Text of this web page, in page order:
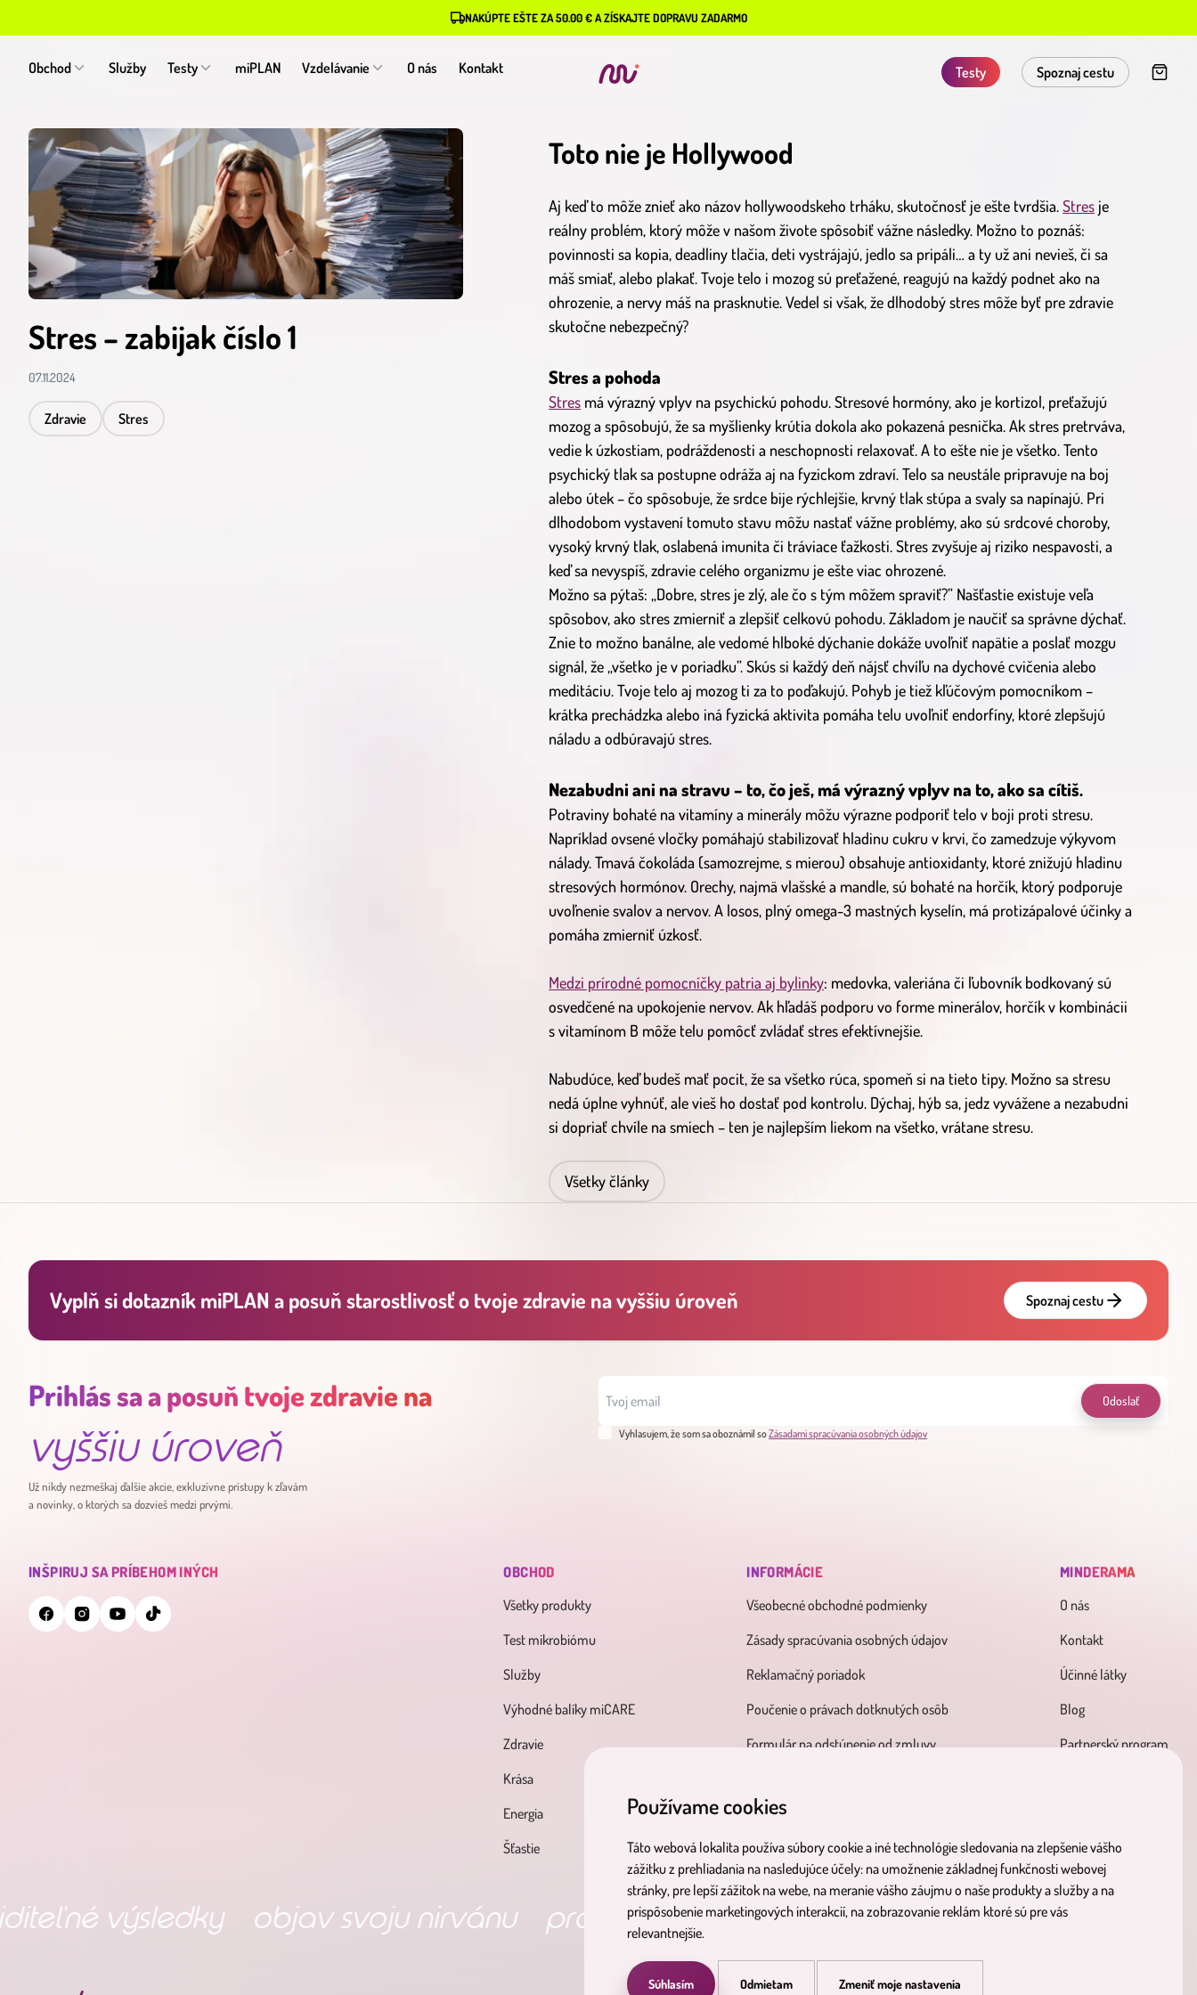
Používame cookies
Táto webová lokalita používa súbory cookie a iné technológie sledovania na zlepšenie vášho
zážitku z prehliadania na nasledujúce účely: na umožnenie základnej funkčnosti webovej
stránky, pre lepší zážitok na webe, na meranie vášho záujmu o naše produkty a služby a na
prispôsobenie marketingových interakcií, na zobrazovanie reklám ktoré sú pre vás
relevantnejšie.
Súhlasím Odmietam Zmeniť moje nastavenia
NAKÚPTE EŠTE ZA 50.00 € A ZÍSKAJTE DOPRAVU ZADARMO
Obchod Služby Testy miPLAN Vzdelávanie O nás Kontakt Testy Spoznaj cestu
Stres – zabijak číslo 1
07.11.2024
Zdravie Stres
Toto nie je Hollywood
Aj keď to môže znieť ako názov hollywoodskeho trháku, skutočnosť je ešte tvrdšia.Stres je
reálny problém, ktorý môže v našom živote spôsobiť vážne následky. Možno to poznáš:
povinnosti sa kopia, deadliny tlačia, deti vystrájajú, jedlo sa pripáli… a ty už ani nevieš, či sa
máš smiať, alebo plakať. Tvoje telo i mozog sú preťažené, reagujú na každý podnet ako na
ohrozenie, a nervy máš na prasknutie. Vedel si však, že dlhodobý stres môže byť pre zdravie
skutočne nebezpečný?
Stres a pohoda
Stres má výrazný vplyv na psychickú pohodu. Stresové hormóny, ako je kortizol, preťažujú
mozog a spôsobujú, že sa myšlienky krútia dokola ako pokazená pesnička. Ak stres pretrváva,
vedie k úzkostiam, podráždenosti a neschopnosti relaxovať. A to ešte nie je všetko. Tento
psychický tlak sa postupne odráža aj na fyzickom zdraví. Telo sa neustále pripravuje na boj
alebo útek – čo spôsobuje, že srdce bije rýchlejšie, krvný tlak stúpa a svaly sa napínajú. Pri
dlhodobom vystavení tomuto stavu môžu nastať vážne problémy, ako sú srdcové choroby,
vysoký krvný tlak, oslabená imunita či tráviace ťažkosti. Stres zvyšuje aj riziko nespavosti, a
keď sa nevyspíš, zdravie celého organizmu je ešte viac ohrozené.
Možno sa pýtaš: „Dobre, stres je zlý, ale čo s tým môžem spraviť?” Našťastie existuje veľa
spôsobov, ako stres zmierniť a zlepšiť celkovú pohodu. Základom je naučiť sa správne dýchať.
Znie to možno banálne, ale vedomé hlboké dýchanie dokáže uvoľniť napätie a poslať mozgu
signál, že „všetko je v poriadku”. Skús si každý deň nájsť chvíľu na dychové cvičenia alebo
meditáciu. Tvoje telo aj mozog ti za to poďakujú. Pohyb je tiež kľúčovým pomocníkom –
krátka prechádzka alebo iná fyzická aktivita pomáha telu uvoľniť endorfíny, ktoré zlepšujú
náladu a odbúravajú stres.
Nezabudni ani na stravu – to, čo ješ, má výrazný vplyv na to, ako sa cítiš.
Potraviny bohaté na vitamíny a minerály môžu výrazne podporiť telo v boji proti stresu.
Napríklad ovsené vločky pomáhajú stabilizovať hladinu cukru v krvi, čo zamedzuje výkyvom
nálady. Tmavá čokoláda (samozrejme, s mierou) obsahuje antioxidanty, ktoré znižujú hladinu
stresových hormónov. Orechy, najmä vlašské a mandle, sú bohaté na horčík, ktorý podporuje
uvoľnenie svalov a nervov. A losos, plný omega-3 mastných kyselín, má protizápalové účinky a
pomáha zmierniť úzkosť.
Medzi prírodné pomocníčky patria aj bylinky: medovka, valeriána či ľubovník bodkovaný sú
osvedčené na upokojenie nervov. Ak hľadáš podporu vo forme minerálov, horčík v kombinácii
s vitamínom B môže telu pomôcť zvládať stres efektívnejšie.
Nabudúce, keď budeš mať pocit, že sa všetko rúca, spomeň si na tieto tipy. Možno sa stresu
nedá úplne vyhnúť, ale vieš ho dostať pod kontrolu. Dýchaj, hýb sa, jedz vyvážene a nezabudni
si dopriať chvíle na smiech – ten je najlepším liekom na všetko, vrátane stresu.
Všetky články
Vyplň si dotazník miPLAN a posuň starostlivosť o tvoje zdravie na vyššiu úroveň Spoznaj cestu
Prihlás sa a posuň tvoje zdravie na
vyššiu úroveň
Už nikdy nezmeškaj ďalšie akcie, exkluzívne prístupy k zľavám
a novinky, o ktorých sa dozvieš medzi prvými.
Odoslať
Vyhlasujem, že som sa oboznámil soZásadami spracúvania osobných údajov
INŠPIRUJ SA PRÍBEHOM INÝCH
OBCHOD
Všetky produkty
Test mikrobiómu
Služby
Výhodné balíky miCARE
Zdravie
Krása
Energia
Šťastie
INFORMÁCIE
Všeobecné obchodné podmienky
Zásady spracúvania osobných údajov
Reklamačný poriadok
Poučenie o právach dotknutých osôb
Formulár na odstúpenie od zmluvy
MINDERAMA
O nás
Kontakt
Účinné látky
Blog
Partnerský program
objav svoju nirvánu produkty pre tvoje zdravie viditeľné výsledky